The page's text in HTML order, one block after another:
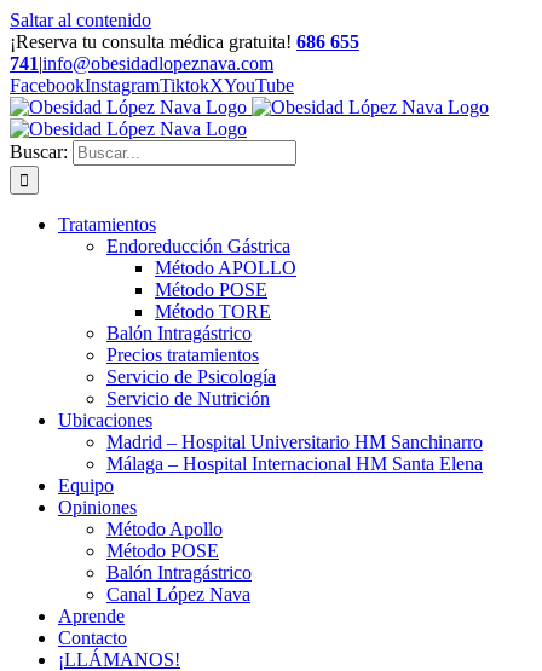
Saltar al contenido
¡Reserva tu consulta médica gratuita! 686 655
741|info@obesidadlopeznava.com
FacebookInstagramTiktokXYouTube
Buscar:
Tratamientos
Endoreducción Gástrica
Método APOLLO
Método POSE
Método TORE
Balón Intragástrico
Precios tratamientos
Servicio de Psicología
Servicio de Nutrición
Ubicaciones
Madrid – Hospital Universitario HM Sanchinarro
Málaga – Hospital Internacional HM Santa Elena
Equipo
Opiniones
Método Apollo
Método POSE
Balón Intragástrico
Canal López Nava
Aprende
Contacto
¡LLÁMANOS!